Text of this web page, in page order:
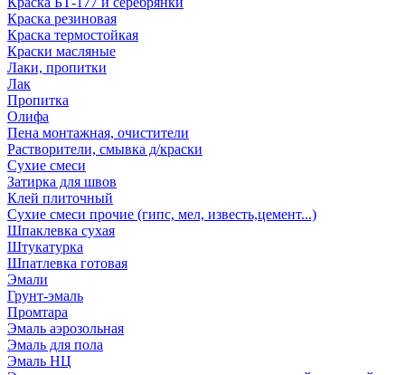
Краска резиновая
Краска термостойкая
Краски масляные
Лаки, пропитки
Лак
Пропитка
Олифа
Пена монтажная, очистители
Растворители, смывка д/краски
Сухие смеси
Затирка для швов
Клей плиточный
Сухие смеси прочие (гипс, мел, известь,цемент...)
Шпаклевка сухая
Штукатурка
Шпатлевка готовая
Эмали
Грунт-эмаль
Промтара
Эмаль аэрозольная
Эмаль для пола
Эмаль НЦ